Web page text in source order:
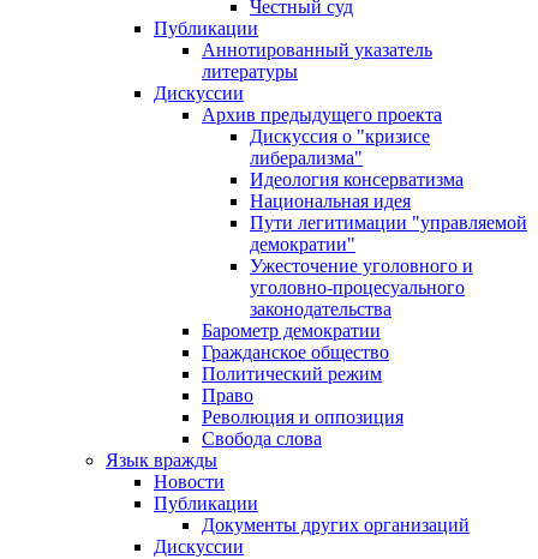
Честный суд
Публикации
Аннотированный указатель
литературы
Дискуссии
Архив предыдущего проекта
Дискуссия о "кризисе
либерализма"
Идеология консерватизма
Национальная идея
Пути легитимации "управляемой
демократии"
Ужесточение уголовного и
уголовно-процесуального
законодательства
Барометр демократии
Гражданское общество
Политический режим
Право
Революция и оппозиция
Свобода слова
Язык вражды
Новости
Публикации
Документы других организаций
Дискуссии